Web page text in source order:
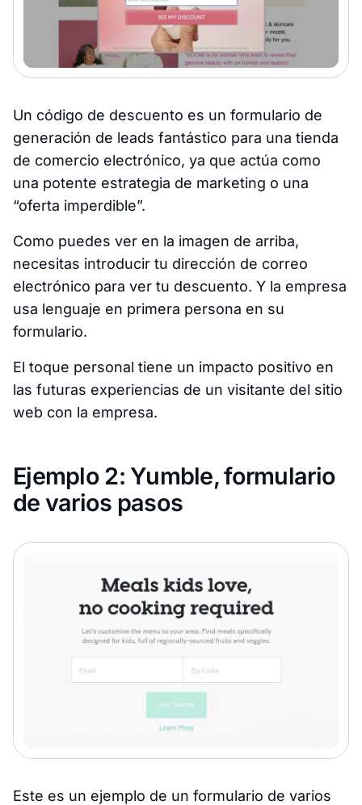
Un código de descuento es un formulario de
generación de leads fantástico para una tienda
de comercio electrónico, ya que actúa como
una potente estrategia de marketing o una
“oferta imperdible”.
Como puedes ver en la imagen de arriba,
necesitas introducir tu dirección de correo
electrónico para ver tu descuento. Y la empresa
usa lenguaje en primera persona en su
formulario.
El toque personal tiene un impacto positivo en
las futuras experiencias de un visitante del sitio
web con la empresa.
Ejemplo 2: Yumble, formulario
de varios pasos
Este es un ejemplo de un formulario de varios